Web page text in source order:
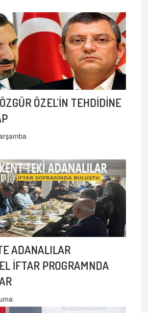
ÖZEL'İN TEHDİDİNE
ADANALILAR
İFTAR PROGRAMNDA